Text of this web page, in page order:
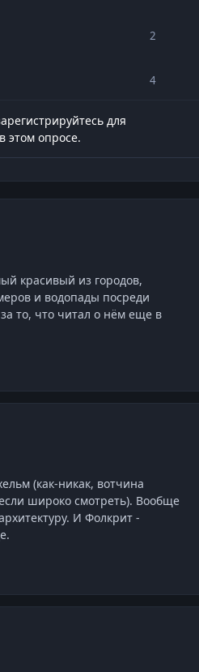
2
4
для
этом опросе.
красивый из городов,
и водопады посреди
то, что читал о нём еще в
(как-никак, вотчина
широко смотреть). Вообще
И Фолкрит -